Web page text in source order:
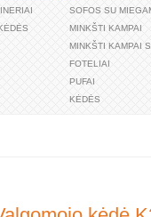
SOFOS SU
MINKŠTI KAMPAI
MINKŠTI KAMPAI
FOTELIAI
PUFAI
KĖDĖS